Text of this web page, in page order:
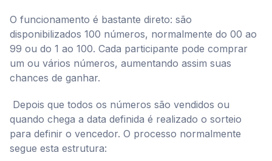
O funcionamento é bastante direto: são
disponibilizados 100 números, normalmente do 00 ao
99 ou do 1 ao 100. Cada participante pode comprar
um ou vários números, aumentando assim suas
chances de ganhar.
Depois que todos os números são vendidos ou
quando chega a data definida é realizado o sorteio
para definir o vencedor. O processo normalmente
segue esta estrutura: